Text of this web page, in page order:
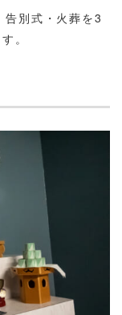
別式・火葬を3
。